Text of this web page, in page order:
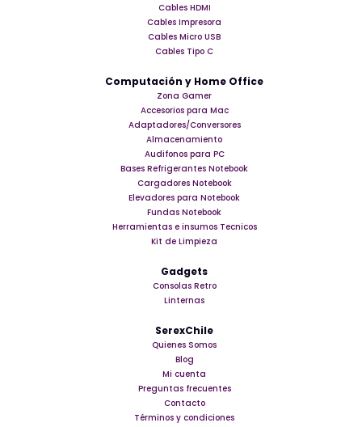
Cables HDMI
Cables Impresora
Cables Micro USB
Cables Tipo C
Computación y Home Office
Zona Gamer
Accesorios para Mac
Adaptadores/Conversores
Almacenamiento
Audifonos para PC
Bases Refrigerantes Notebook
Cargadores Notebook
Elevadores para Notebook
Fundas Notebook
Herramientas e insumos Tecnicos
Kit de Limpieza
Gadgets
Consolas Retro
Linternas
SerexChile
Quienes Somos
Blog
Mi cuenta
Preguntas frecuentes
Contacto
Términos y condiciones